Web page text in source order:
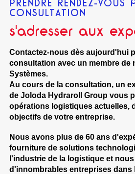
PRENDRE RENDEZ-VOUS
CONSULTATION
s'adresser aux
Contactez-nous dès aujourd'hui
consultation avec un membre de
Systèmes.
Au cours de la consultation, un
de Joloda Hydraroll Group vous
opérations logistiques actuelles,
objectifs de votre entreprise.
Nous avons plus de 60 ans
fourniture de solutions
l'industrie de la logistique et
d'innombrables entreprises dans